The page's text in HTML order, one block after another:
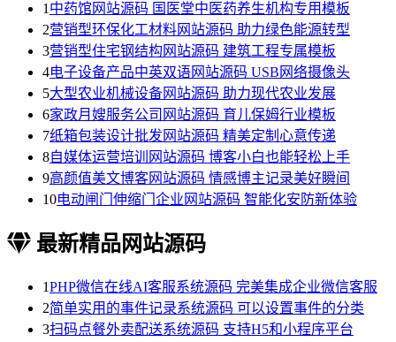
1 中药馆网站源码 国医堂中医药养生机构专用模板
2营销型环保化工材料网站源码 助力绿色能源转型
3营销型住宅钢结构网站源码 建筑工程专属模板
4电子设备产品中英双语网站源码 USB网络摄像头
5大型农业机械设备网站源码 助力现代农业发展
6家政月嫂服务公司网站源码 育儿保姆行业模板
7纸箱包装设计批发网站源码 精美定制心意传递
8自媒体运营培训网站源码 博客小白也能轻松上手
9高颜值美文博客网站源码 情感博主记录美好瞬间
10电动闸门伸缩门企业网站源码 智能化安防新体验
最新精品网站源码
1PHP微信在线AI客服系统源码 完美集成企业微信客服
2简单实用的事件记录系统源码 可以设置事件的分类
3扫码点餐外卖配送系统源码 支持H5和小程序平台